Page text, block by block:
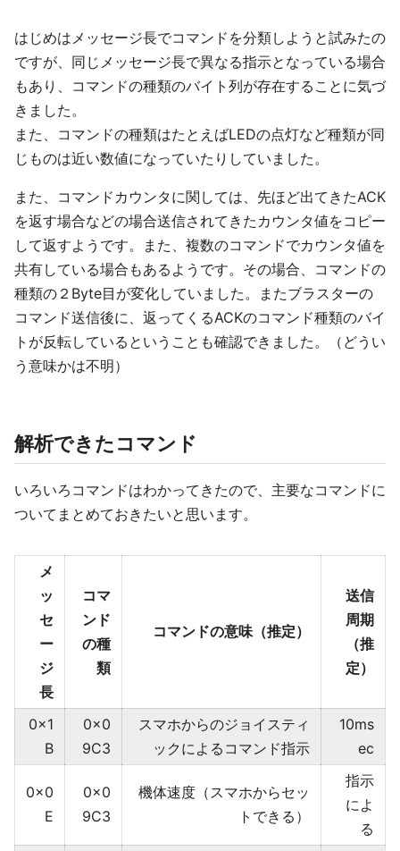
はじめはメッセージ長でコマンドを分類しようと試みたの
ですが、同じメッセージ長で異なる指示となっている場合
もあり、コマンドの種類のバイト列が存在することに気づ
きました。
また、コマンドの種類はたとえばLEDの点灯など種類が同
じものは近い数値になっていたりしていました。
また、コマンドカウンタに関しては、先ほど出てきたACK
を返す場合などの場合送信されてきたカウンタ値をコピー
して返すようです。また、複数のコマンドでカウンタ値を
共有している場合もあるようです。その場合、コマンドの
種類の２Byte目が変化していました。またブラスターの
コマンド送信後に、返ってくるACKのコマンド種類のバイ
トが反転しているということも確認できました。（どうい
う意味かは不明）
解析できたコマンド
いろいろコマンドはわかってきたので、主要なコマンドに
ついてまとめておきたいと思います。
メ
ッ
セ
ー
ジ
長
コマ
ンド
の種
類
コマンドの意味（推定）
送信
周期
（推
定）
0x1
B
0x0
9C3
スマホからのジョイスティ
ックによるコマンド指示
10ms
ec
0x0
E
0x0
9C3
機体速度（スマホからセッ
トできる）
指示
によ
る